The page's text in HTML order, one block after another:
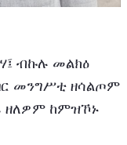
መንግሥቲ ዘሳልጦም
ዘለዎም ከምዝኾኑ